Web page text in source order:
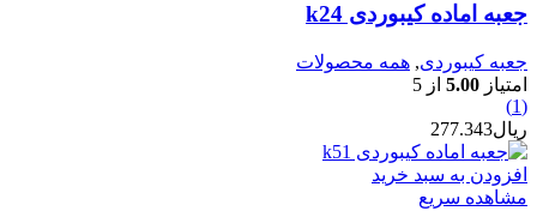
جعبه اماده کیبوردی k24
جعبه کیبوردی, همه محصولات
امتیاز 5.00 از 5
(1)
ریال277.343
افزودن به سبد خرید
مشاهده سریع